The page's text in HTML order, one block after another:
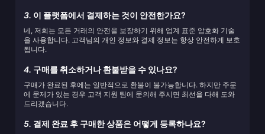
3. 이 플랫폼에서 결제하는 것이 안전한가요?
네, 저희는 모든 거래의 안전을 보장하기 위해 업계 표준 암호화 기술
을 사용합니다. 고객님의 개인 정보와 결제 정보는 항상 안전하게 보호
됩니다.
4. 구매를 취소하거나 환불받을 수 있나요?
구매가 완료된 후에는 일반적으로 환불이 불가능합니다. 하지만 주문
에 문제가 있는 경우 고객 지원 팀에 문의해 주시면 최선을 다해 도와
드리겠습니다.
5. 결제 완료 후 구매한 상품은 어떻게 등록하나요?